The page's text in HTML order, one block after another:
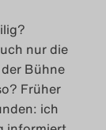
nur die
Bühne
Früher
ich